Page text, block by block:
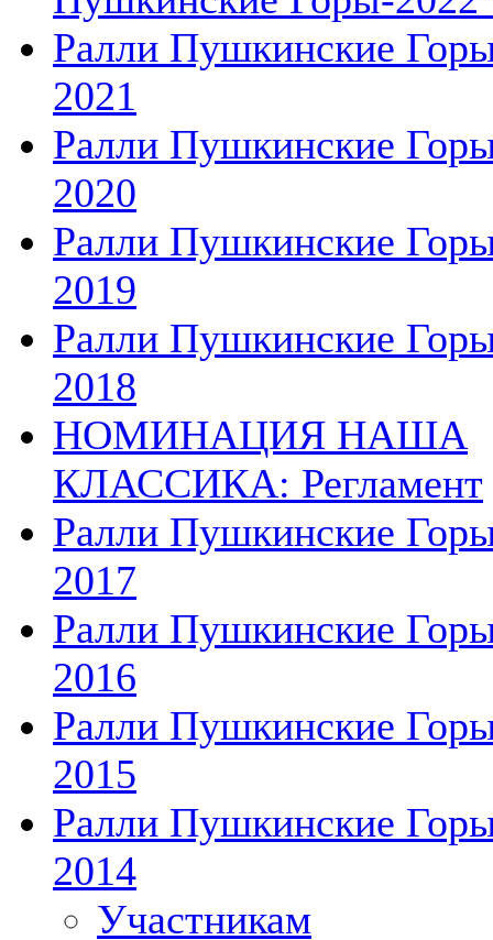
Ралли Пушкинские
2021
Ралли Пушкинские
2020
Ралли Пушкинские
2019
Ралли Пушкинские
2018
НОМИНАЦИЯ НАША
КЛАССИКА: Регламент
Ралли Пушкинские
2017
Ралли Пушкинские
2016
Ралли Пушкинские
2015
Ралли Пушкинские
2014
Участникам